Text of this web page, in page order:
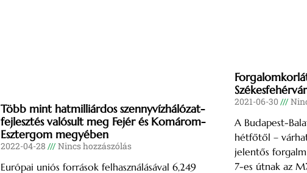
Több mint hatmilliárdos szennyvízhálózat-
fejlesztés valósult meg Fejér és Komárom-
Esztergom megyében
2022-04-28 Nincs hozzászólás
Európai uniós források felhasználásával 6,249
2021-06-30
A Budapest-
hétfőtől –
jelentős
7-es útnak az